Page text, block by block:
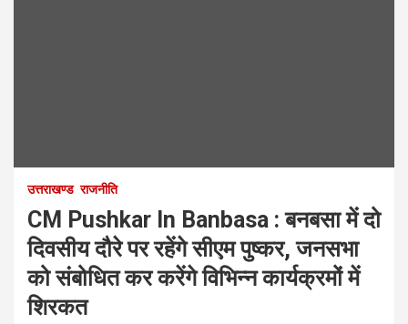
उत्तराखण्ड राजनीति
CM Pushkar In Banbasa : बनबसा में दो
दिवसीय दौरे पर रहेंगे सीएम पुष्कर, जनसभा
को संबोधित कर करेंगे विभिन्न कार्यक्रमों में
शिरकत